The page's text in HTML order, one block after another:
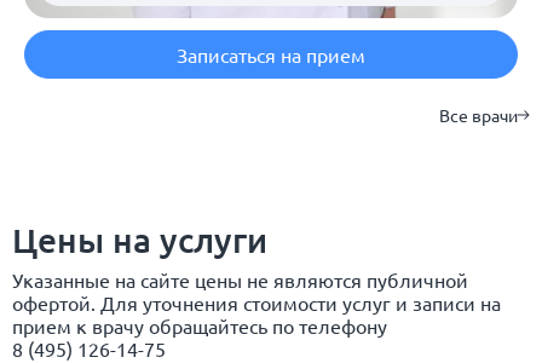
Записаться на прием
Все врачи
Цены на услуги
Указанные на сайте цены не являются публичной
офертой. Для уточнения стоимости услуг и записи на
прием к врачу обращайтесь по телефону
8 (495) 126-14-75